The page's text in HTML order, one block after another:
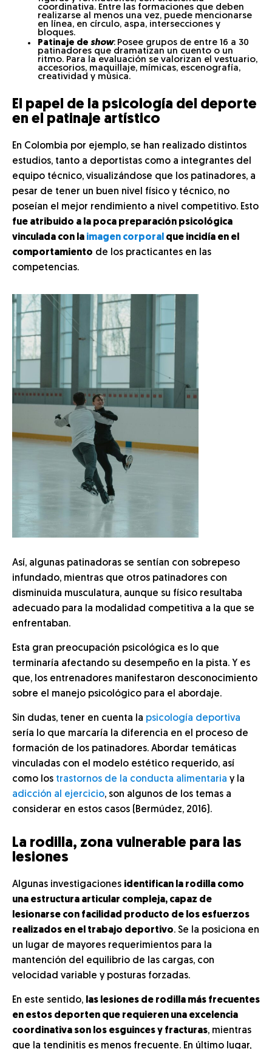
coordinativa. Entre las formaciones que deben
realizarse al menos una vez, puede mencionarse
en línea, en círculo, aspa, intersecciones y
bloques.
Patinaje de show: Posee grupos de entre 16 a 30
patinadores que dramatizan un cuento o un
ritmo. Para la evaluación se valorizan el vestuario,
accesorios, maquillaje, mímicas, escenografía,
creatividad y música.
El papel de la psicología del deporte
en el patinaje artístico
En Colombia por ejemplo, se han realizado distintos
estudios, tanto a deportistas como a integrantes del
equipo técnico, visualizándose que los patinadores, a
pesar de tener un buen nivel físico y técnico, no
poseían el mejor rendimiento a nivel competitivo. Esto
fue atribuido a la poca preparación psicológica
vinculada con la imagen corporal que incidía en el
comportamiento de los practicantes en las
competencias.
Así, algunas patinadoras se sentían con sobrepeso
infundado, mientras que otros patinadores con
disminuida musculatura, aunque su físico resultaba
adecuado para la modalidad competitiva a la que se
enfrentaban.
Esta gran preocupación psicológica es lo que
terminaría afectando su desempeño en la pista. Y es
que, los entrenadores manifestaron desconocimiento
sobre el manejo psicológico para el abordaje.
Sin dudas, tener en cuenta la psicología deportiva
sería lo que marcaría la diferencia en el proceso de
formación de los patinadores. Abordar temáticas
vinculadas con el modelo estético requerido, así
como los trastornos de la conducta alimentaria y la
adicción al ejercicio, son algunos de los temas a
considerar en estos casos (Bermúdez, 2016).
La rodilla, zona vulnerable para las
lesiones
Algunas investigaciones identifican la rodilla como
una estructura articular compleja, capaz de
lesionarse con facilidad producto de los esfuerzos
realizados en el trabajo deportivo. Se la posiciona en
un lugar de mayores requerimientos para la
mantención del equilibrio de las cargas, con
velocidad variable y posturas forzadas.
En este sentido, las lesiones de rodilla más frecuentes
en estos deporten que requieren una excelencia
coordinativa son los esguinces y fracturas, mientras
que la tendinitis es menos frecuente. En último lugar,